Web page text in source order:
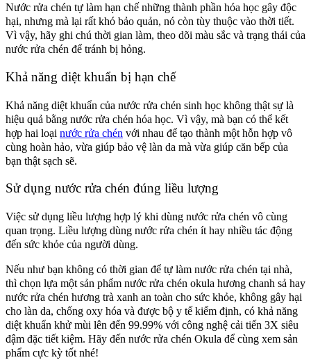
Nước rửa chén tự làm hạn chế những thành phần hóa học gây độc
hại, nhưng mà lại rất khó bảo quản, nó còn tùy thuộc vào thời tiết.
Vì vậy, hãy ghi chú thời gian làm, theo dõi màu sắc và trạng thái của
nước rửa chén để tránh bị hỏng.
Khả năng diệt khuẩn bị hạn chế
Khả năng diệt khuẩn của nước rửa chén sinh học không thật sự là
hiệu quả bằng nước rửa chén hóa học. Vì vậy, mà bạn có thể kết
hợp hai loại nước rửa chén với nhau để tạo thành một hỗn hợp vô
cùng hoàn hảo, vừa giúp bảo vệ làn da mà vừa giúp căn bếp của
bạn thật sạch sẽ.
Sử dụng nước rửa chén đúng liều lượng
Việc sử dụng liều lượng hợp lý khi dùng nước rửa chén vô cùng
quan trọng. Liều lượng dùng nước rửa chén ít hay nhiều tác động
đến sức khỏe của người dùng.
Nếu như bạn không có thời gian để tự làm nước rửa chén tại nhà,
thì chọn lựa một sản phẩm nước rửa chén okula hương chanh sả hay
nước rửa chén hương trà xanh an toàn cho sức khỏe, không gây hại
cho làn da, chống oxy hóa và được bộ y tế kiểm định, có khả năng
diệt khuẩn khử mùi lên đến 99.99% với công nghệ cải tiến 3X siêu
đậm đặc tiết kiệm. Hãy đến nước rửa chén Okula để cùng xem sản
phẩm cực kỳ tốt nhé!